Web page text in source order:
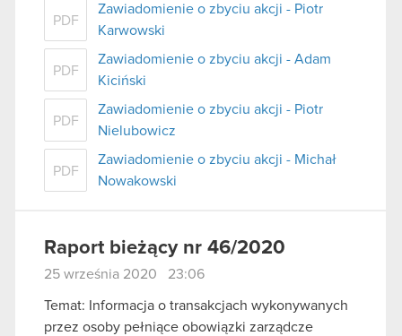
PDF
Zawiadomienie o zbyciu akcji - Piotr
Karwowski
PDF
Zawiadomienie o zbyciu akcji - Adam
Kiciński
PDF
Zawiadomienie o zbyciu akcji - Piotr
Nielubowicz
PDF
Zawiadomienie o zbyciu akcji - Michał
Nowakowski
Raport bieżący nr 46/2020
25 września 2020 23:06
Temat: Informacja o transakcjach wykonywanych
przez osoby pełniące obowiązki zarządcze